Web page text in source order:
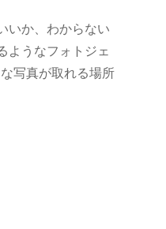
いか、わからない
ようなフォトジェ
写真が取れる場所